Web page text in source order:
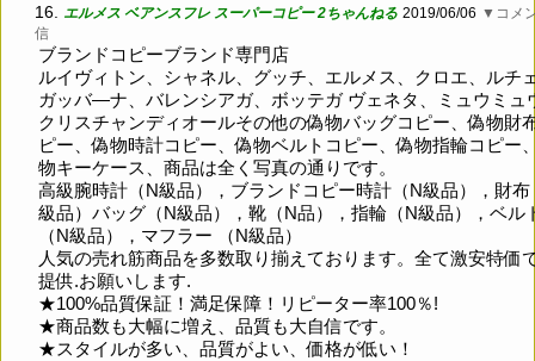
16. エルメス ベアンスフレ スーパーコピー 2ちゃんねる 2019/06/06 ▼コメ
信
ブランドコピーブランド専門店
ルイヴィトン、シャネル、グッチ、エルメス、クロエ、ルチ
ガッバ―ナ、バレンシアガ、ボッテガ ヴェネタ、ミュウミュ
クリスチャンディオールその他の偽物バッグコピー、偽物財
ピー、偽物時計コピー、偽物ベルトコピー、偽物指輪コピー
物キーケース、商品は全く写真の通りです。
高級腕時計（N級品），ブランドコピー時計（N級品），財布
級品）バッグ（N級品），靴（N品），指輪（N級品），ベル
（N級品），マフラー （N級品）
人気の売れ筋商品を多数取り揃えております。全て激安特価
提供.お願いします.
★100%品質保証！満足保障！リピーター率100％!
★商品数も大幅に増え、品質も大自信です。
★スタイルが多い、品質がよい、価格が低い！